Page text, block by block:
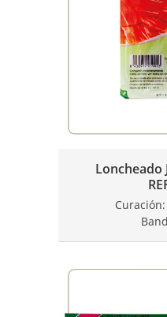
Loncheado